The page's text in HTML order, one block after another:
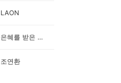
LAON
은혜를 받은 자여 평안할지어다.
조연환